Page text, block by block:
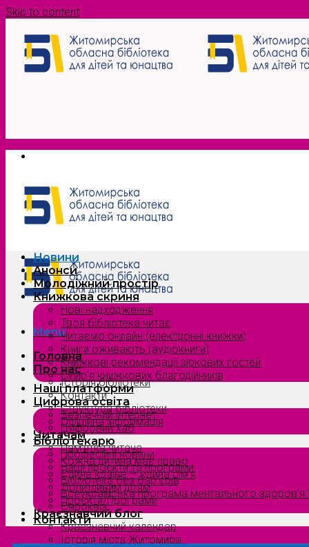
Skip to content
Menu
Головна
Про нас
Історія бібліотеки
Контакти
Структура бібліотеки
Офіційна інформація
Читачам
Пам’ятка читача
Кожна дитина має право
Єдина країна — єдина сім’я
Допитливим дітям
Проєкти/Програми
Краєзнавчий блог
Краєзнавчий календар
Історія міста Житомира
Новини
Анонси
Молодіжний простір
Книжкова скриня
Нові надходження
Твоя бібліотека читає
Читаємо онлайн (електронні книжки)
Книги оживають (аудіокниги)
Книжкові рекомендації зіркових гостей
Сузірʼя книжкових благодійників
Наші платформи
Цифрова освіта
Безпечний інтернет
Цифровий хаб
Бібліотекарю
Професійні новини
Наші проєкти та програми
Бібліотека без бар’єрів
Всеукраїнська програма ментального здоров’я
Євроквіз
Контакти